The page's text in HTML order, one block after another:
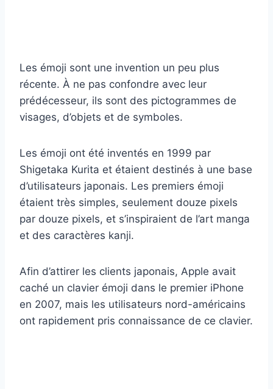
Les émoji sont une invention un peu plus
récente. À ne pas confondre avec leur
prédécesseur, ils sont des pictogrammes de
visages, d’objets et de symboles.
Les émoji ont été inventés en 1999 par
Shigetaka Kurita et étaient destinés à une base
d’utilisateurs japonais. Les premiers émoji
étaient très simples, seulement douze pixels
par douze pixels, et s’inspiraient de l’art manga
et des caractères kanji.
Afin d’attirer les clients japonais, Apple avait
caché un clavier émoji dans le premier iPhone
en 2007, mais les utilisateurs nord-américains
ont rapidement pris connaissance de ce clavier.